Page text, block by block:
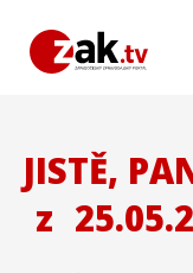
JISTĚ,
z